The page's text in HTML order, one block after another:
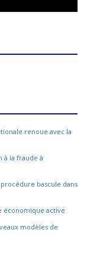
renoue avec la
à la fraude à
bascule dans
économique active
modèles de